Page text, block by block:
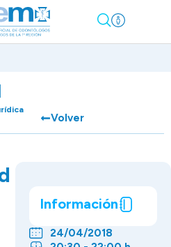
Volver
Información
24/04/2018